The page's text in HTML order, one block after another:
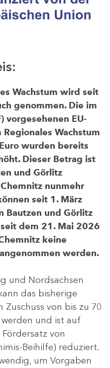
Wachstum wird seit
genommen. Die im
vorgesehenen EU-
Wachstum
wurden bereits
Dieser Betrag ist
und Görlitz
nunmehr
seit 1. März
Bautzen und Görlitz
dem 21. Mai 2026
keine
werden.
und Nordsachsen
das bisherige
von bis zu 70
und ist auf
von
Beihilfe) reduziert.
um Vorgaben